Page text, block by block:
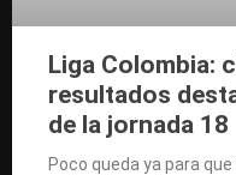
Liga Colombia:
resultados
de la jornada 18
Poco queda ya para